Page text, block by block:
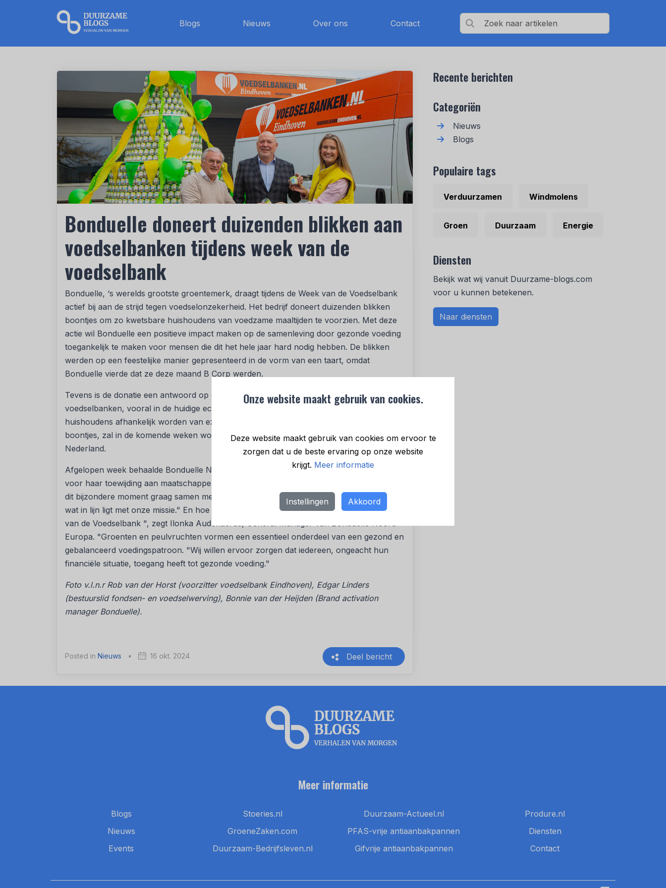
Onze website maakt gebruik van cookies.
Deze website maakt gebruik van cookies om ervoor te
zorgen dat u de beste ervaring op onze website
krijgt. Meer informatie
Instellingen Akkoord
Blogs Nieuws Over ons Contact
Bonduelle doneert duizenden blikken aan
voedselbanken tijdens week van de
voedselbank
Bonduelle, ‘s werelds grootste groentemerk, draagt tijdens de Week van de Voedselbank
actief bij aan de strijd tegen voedselonzekerheid. Het bedrijf doneert duizenden blikken
boontjes om zo kwetsbare huishoudens van voedzame maaltijden te voorzien. Met deze
actie wil Bonduelle een positieve impact maken op de samenleving door gezonde voeding
toegankelijk te maken voor mensen die dit het hele jaar hard nodig hebben. De blikken
werden op een feestelijke manier gepresenteerd in de vorm van een taart, omdat
Bonduelle vierde dat ze deze maand B Corp werden.
Tevens is de donatie een antwoord op de toenemende vraag naar ondersteuning van de
voedselbanken, vooral in de huidige economische situatie waarin steeds meer
huishoudens afhankelijk worden van extra hulp. De schenking, bestaande uit edamame
boontjes, zal in de komende weken worden verdeeld onder de voedselbanken in heel
Nederland.
Afgelopen week behaalde Bonduelle Nederland haar B Corp-certificering, een erkenning
voor haar toewijding aan maatschappelijke en duurzame verantwoordelijkheid. "We willen
dit bijzondere moment graag samen met de samenleving vieren door iets terug te doen
wat in lijn ligt met onze missie." En hoe mooi is het om dit te kunnen doen tijdens de week
van de Voedselbank ", zegt Ilonka Audenaerde, General Manager van Bonduelle Noord-
Europa. "Groenten en peulvruchten vormen een essentieel onderdeel van een gezond en
gebalanceerd voedingspatroon. "Wij willen ervoor zorgen dat iedereen, ongeacht hun
financiële situatie, toegang heeft tot gezonde voeding."
Foto v.l.n.r Rob van der Horst (voorzitter voedselbank Eindhoven), Edgar Linders
(bestuurslid fondsen- en voedselwerving), Bonnie van der Heijden (Brand activation
manager Bonduelle).
Posted in Nieuws • 16 okt. 2024 Deel bericht
Recente berichten
Categoriën
Nieuws
Blogs
Populaire tags
Verduurzamen Windmolens
Groen Duurzaam Energie
Diensten
Bekijk wat wij vanuit Duurzame-blogs.com
voor u kunnen betekenen.
Naar diensten
Meer informatie
Blogs
Nieuws
Events
Stoeries.nl
GroeneZaken.com
Duurzaam-Bedrijfsleven.nl
Duurzaam-Actueel.nl
PFAS-vrije antiaanbakpannen
Gifvrije antiaanbakpannen
Produre.nl
Diensten
Contact